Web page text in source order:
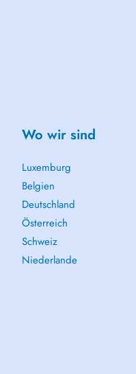
Wo wir sind
Luxemburg
Belgien
Deutschland
Österreich
Schweiz
Niederlande